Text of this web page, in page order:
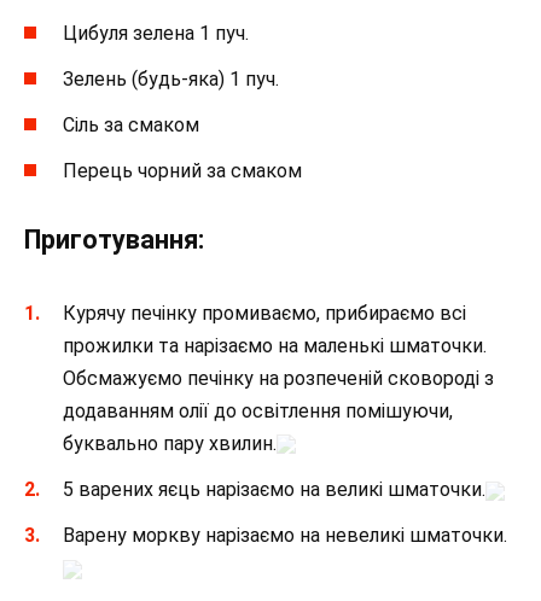
Цибуля зелена 1 пуч.
Зелень (будь-яка) 1 пуч.
Сіль за смаком
Перець чорний за смаком
Приготування:
Курячу печінку промиваємо, прибираємо всі
прожилки та нарізаємо на маленькі шматочки.
Обсмажуємо печінку на розпеченій сковороді з
додаванням олії до освітлення помішуючи,
буквально пару хвилин.
5 варених яєць нарізаємо на великі шматочки.
Варену моркву нарізаємо на невеликі шматочки.